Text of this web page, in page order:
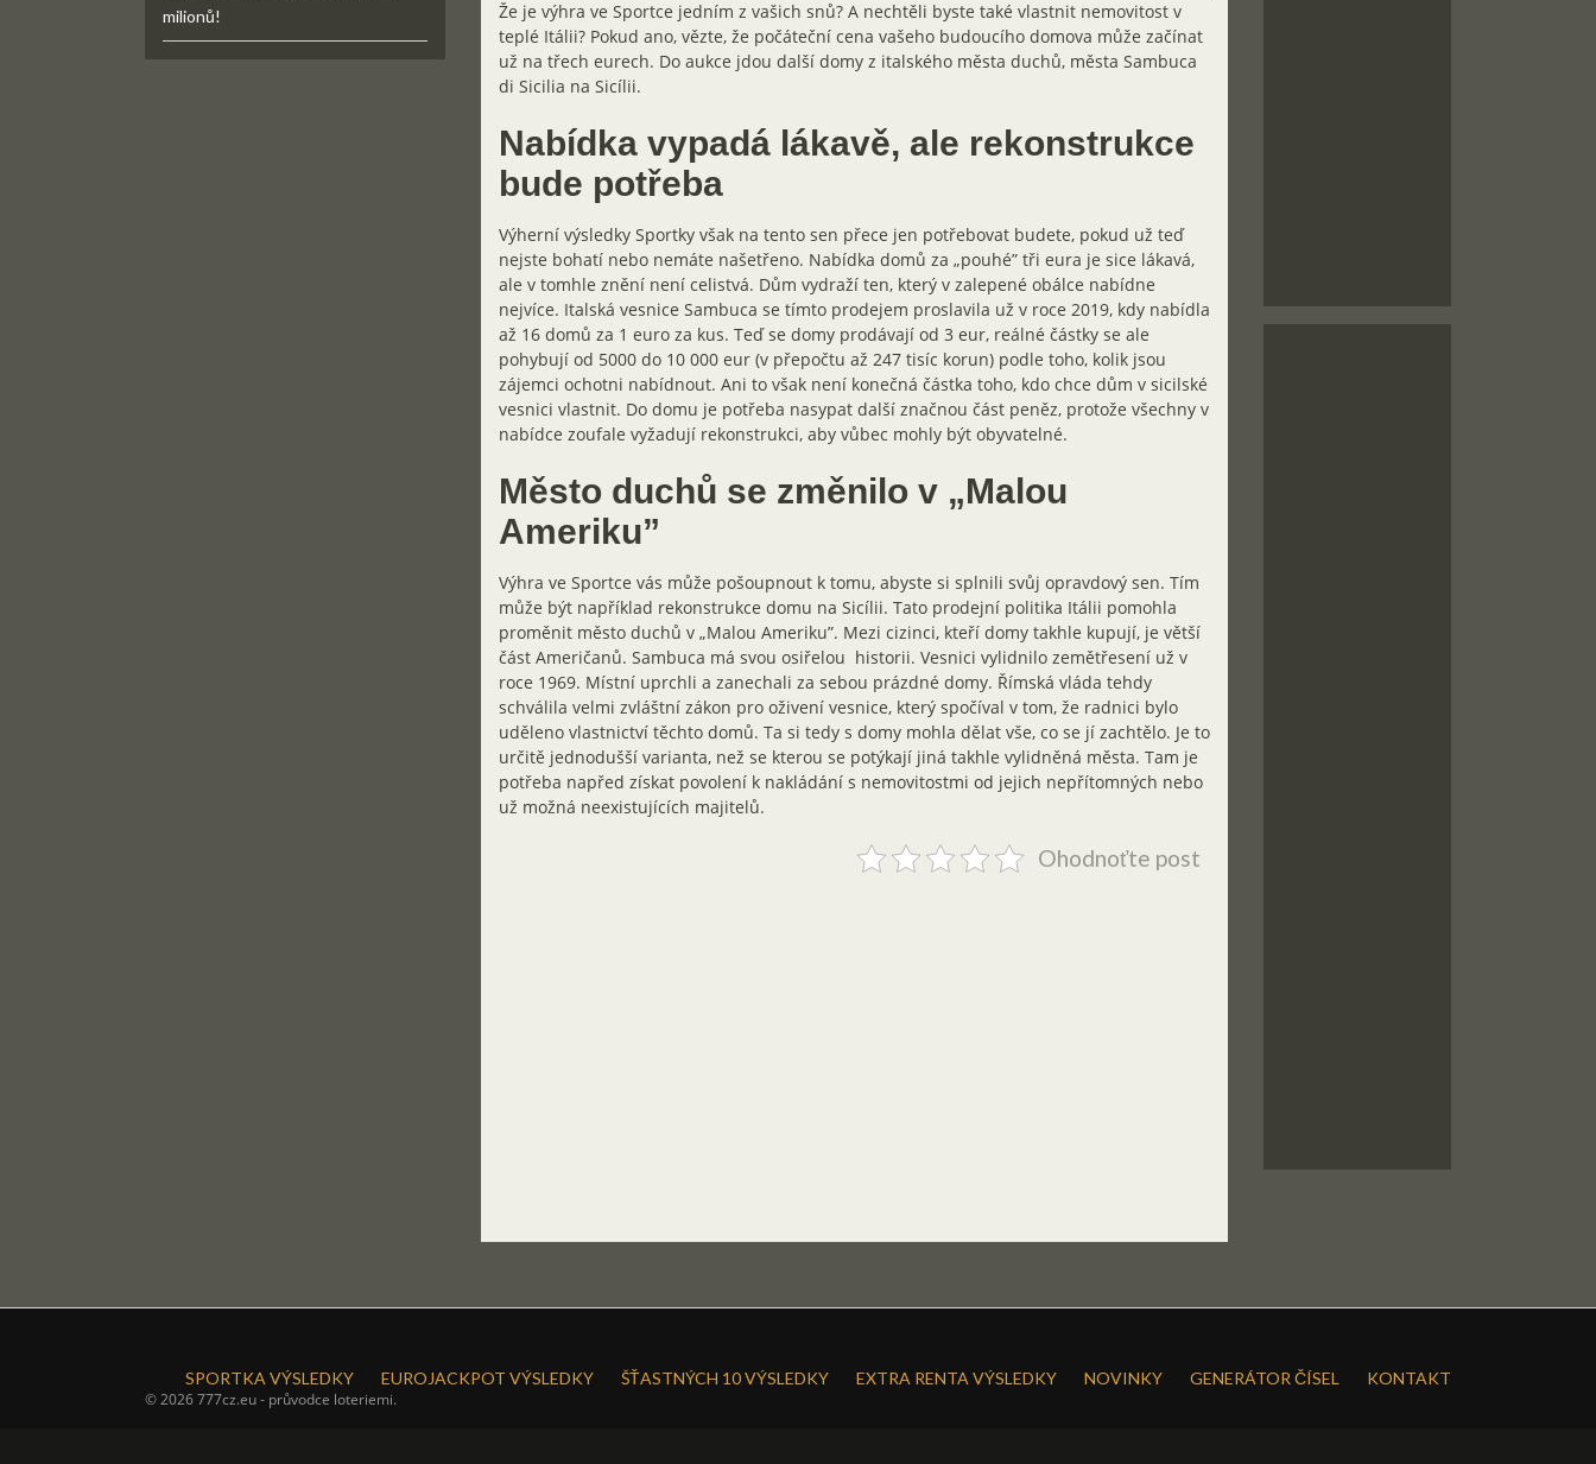
Že je výhra ve Sportce jedním z vašich snů? A nechtěli byste také vlastnit nemovitost v
teplé Itálii? Pokud ano, vězte, že počáteční cena vašeho budoucího domova může začínat
už na třech eurech. Do aukce jdou další domy z italského města duchů, města Sambuca
di Sicilia na Sicílii.
Nabídka vypadá lákavě, ale rekonstrukce
bude potřeba
Výherní výsledky Sportky však na tento sen přece jen potřebovat budete, pokud už teď
nejste bohatí nebo nemáte našetřeno. Nabídka domů za „pouhé” tři eura je sice lákavá,
ale v tomhle znění není celistvá. Dům vydraží ten, který v zalepené obálce nabídne
nejvíce. Italská vesnice Sambuca se tímto prodejem proslavila už v roce 2019, kdy nabídla
až 16 domů za 1 euro za kus. Teď se domy prodávají od 3 eur, reálné částky se ale
pohybují od 5000 do 10 000 eur (v přepočtu až 247 tisíc korun) podle toho, kolik jsou
zájemci ochotni nabídnout. Ani to však není konečná částka toho, kdo chce dům v sicilské
vesnici vlastnit. Do domu je potřeba nasypat další značnou část peněz, protože všechny v
nabídce zoufale vyžadují rekonstrukci, aby vůbec mohly být obyvatelné.
Město duchů se změnilo v „Malou
Ameriku”
Výhra ve Sportce vás může pošoupnout k tomu, abyste si splnili svůj opravdový sen. Tím
může být například rekonstrukce domu na Sicílii. Tato prodejní politika Itálii pomohla
proměnit město duchů v „Malou Ameriku”. Mezi cizinci, kteří domy takhle kupují, je větší
část Američanů. Sambuca má svou osiřelou historii. Vesnici vylidnilo zemětřesení už v
roce 1969. Místní uprchli a zanechali za sebou prázdné domy. Římská vláda tehdy
schválila velmi zvláštní zákon pro oživení vesnice, který spočíval v tom, že radnici bylo
uděleno vlastnictví těchto domů. Ta si tedy s domy mohla dělat vše, co se jí zachtělo. Je to
určitě jednodušší varianta, než se kterou se potýkají jiná takhle vylidněná města. Tam je
potřeba napřed získat povolení k nakládání s nemovitostmi od jejich nepřítomných nebo
už možná neexistujících majitelů.
Ohodnoťte post
milionů!
SPORTKA VÝSLEDKY EUROJACKPOT VÝSLEDKY ŠŤASTNÝCH 10 VÝSLEDKY EXTRA RENTA VÝSLEDKY NOVINKY GENERÁTOR ČÍSEL
KONTAKT
© 2026 777cz.eu - průvodce loteriemi.